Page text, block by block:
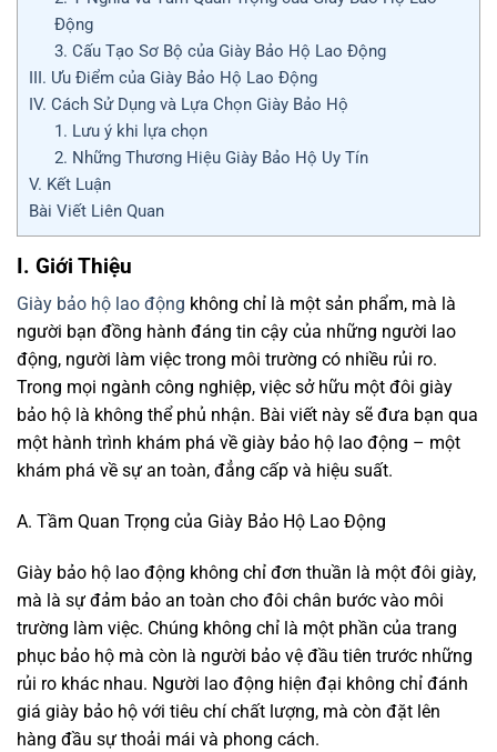
Động
3. Cấu Tạo Sơ Bộ của Giày Bảo Hộ Lao Động
III. Ưu Điểm của Giày Bảo Hộ Lao Động
IV. Cách Sử Dụng và Lựa Chọn Giày Bảo Hộ
1. Lưu ý khi lựa chọn
2. Những Thương Hiệu Giày Bảo Hộ Uy Tín
V. Kết Luận
Bài Viết Liên Quan
I. Giới Thiệu
Giày bảo hộ lao động không chỉ là một sản phẩm, mà là
người bạn đồng hành đáng tin cậy của những người lao
động, người làm việc trong môi trường có nhiều rủi ro.
Trong mọi ngành công nghiệp, việc sở hữu một đôi giày
bảo hộ là không thể phủ nhận. Bài viết này sẽ đưa bạn qua
một hành trình khám phá về giày bảo hộ lao động – một
khám phá về sự an toàn, đẳng cấp và hiệu suất.
A. Tầm Quan Trọng của Giày Bảo Hộ Lao Động
Giày bảo hộ lao động không chỉ đơn thuần là một đôi giày,
mà là sự đảm bảo an toàn cho đôi chân bước vào môi
trường làm việc. Chúng không chỉ là một phần của trang
phục bảo hộ mà còn là người bảo vệ đầu tiên trước những
rủi ro khác nhau. Người lao động hiện đại không chỉ đánh
giá giày bảo hộ với tiêu chí chất lượng, mà còn đặt lên
hàng đầu sự thoải mái và phong cách.